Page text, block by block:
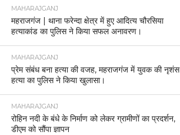
MAHARAJGANJ
महराजगंज | थाना फरेन्दा क्षेत्र में हुए आदित्य चौरसिया
हत्याकांड का पुलिस ने किया सफल अनावरण।
MAHARAJGANJ
प्रेम संबंध बना हत्या की वजह, महराजगंज में युवक की नृशंस
हत्या का पुलिस ने किया खुलासा।
MAHARAJGANJ
रोहिन नदी के बंधे के निर्माण को लेकर ग्रामीणों का प्रदर्शन,
डीएम को सौंपा ज्ञापन